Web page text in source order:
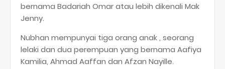
bernama Badariah Omar atau lebih dikenali Mak
Jenny.
Nubhan mempunyai tiga orang anak , seorang
lelaki dan dua perempuan yang bernama Aafiya
Kamilia, Ahmad Aaffan dan Afzan Nayille.